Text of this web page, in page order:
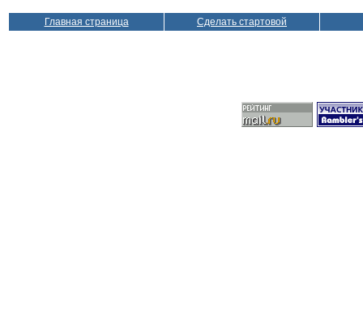
Главная страница Сделать стартовой